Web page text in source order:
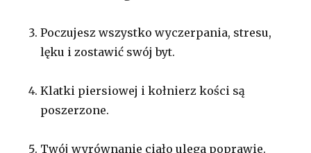
Poczujesz wszystko wyczerpania, stresu,
lęku i zostawić swój byt.
Klatki piersiowej i kołnierz kości są
poszerzone.
Twój wyrównanie ciało ulega poprawie.